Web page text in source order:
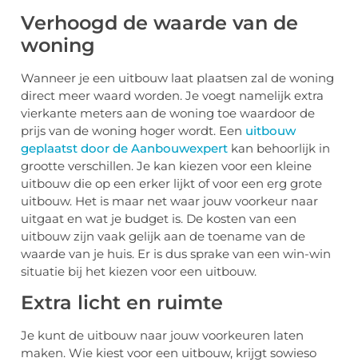
Verhoogd de waarde van de
woning
Wanneer je een uitbouw laat plaatsen zal de woning
direct meer waard worden. Je voegt namelijk extra
vierkante meters aan de woning toe waardoor de
prijs van de woning hoger wordt. Een uitbouw
geplaatst door de Aanbouwexpert kan behoorlijk in
grootte verschillen. Je kan kiezen voor een kleine
uitbouw die op een erker lijkt of voor een erg grote
uitbouw. Het is maar net waar jouw voorkeur naar
uitgaat en wat je budget is. De kosten van een
uitbouw zijn vaak gelijk aan de toename van de
waarde van je huis. Er is dus sprake van een win-win
situatie bij het kiezen voor een uitbouw.
Extra licht en ruimte
Je kunt de uitbouw naar jouw voorkeuren laten
maken. Wie kiest voor een uitbouw, krijgt sowieso